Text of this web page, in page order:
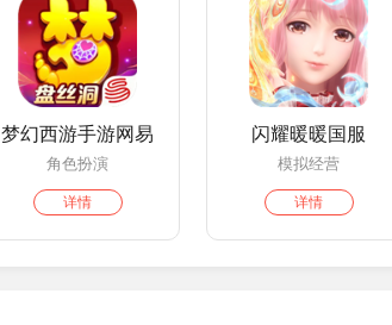
梦幻西游手游网易版
角色扮演
详情
闪耀暖暖国服
模拟经营
详情